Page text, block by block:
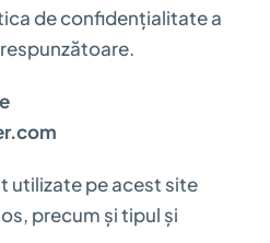
de confidențialitate a
utilizate pe acest site
precum și tipul și